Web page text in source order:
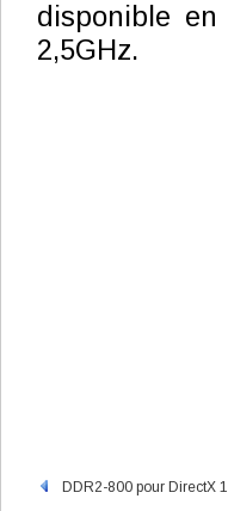
disponible
2,5GHz.
DDR2-800 pour DirectX